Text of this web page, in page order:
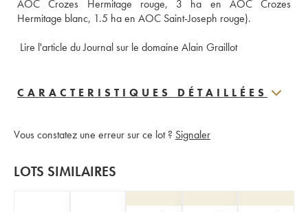
AOC Crozes Hermitage rouge, 3 ha en AOC Crozes
Hermitage blanc, 1.5 ha en AOC Saint-Joseph rouge).
Lire l'article du Journal sur le domaine Alain Graillot
CARACTERISTIQUES DÉTAILLÉES
Vous constatez une erreur sur ce lot ? Signaler
LOTS SIMILAIRES